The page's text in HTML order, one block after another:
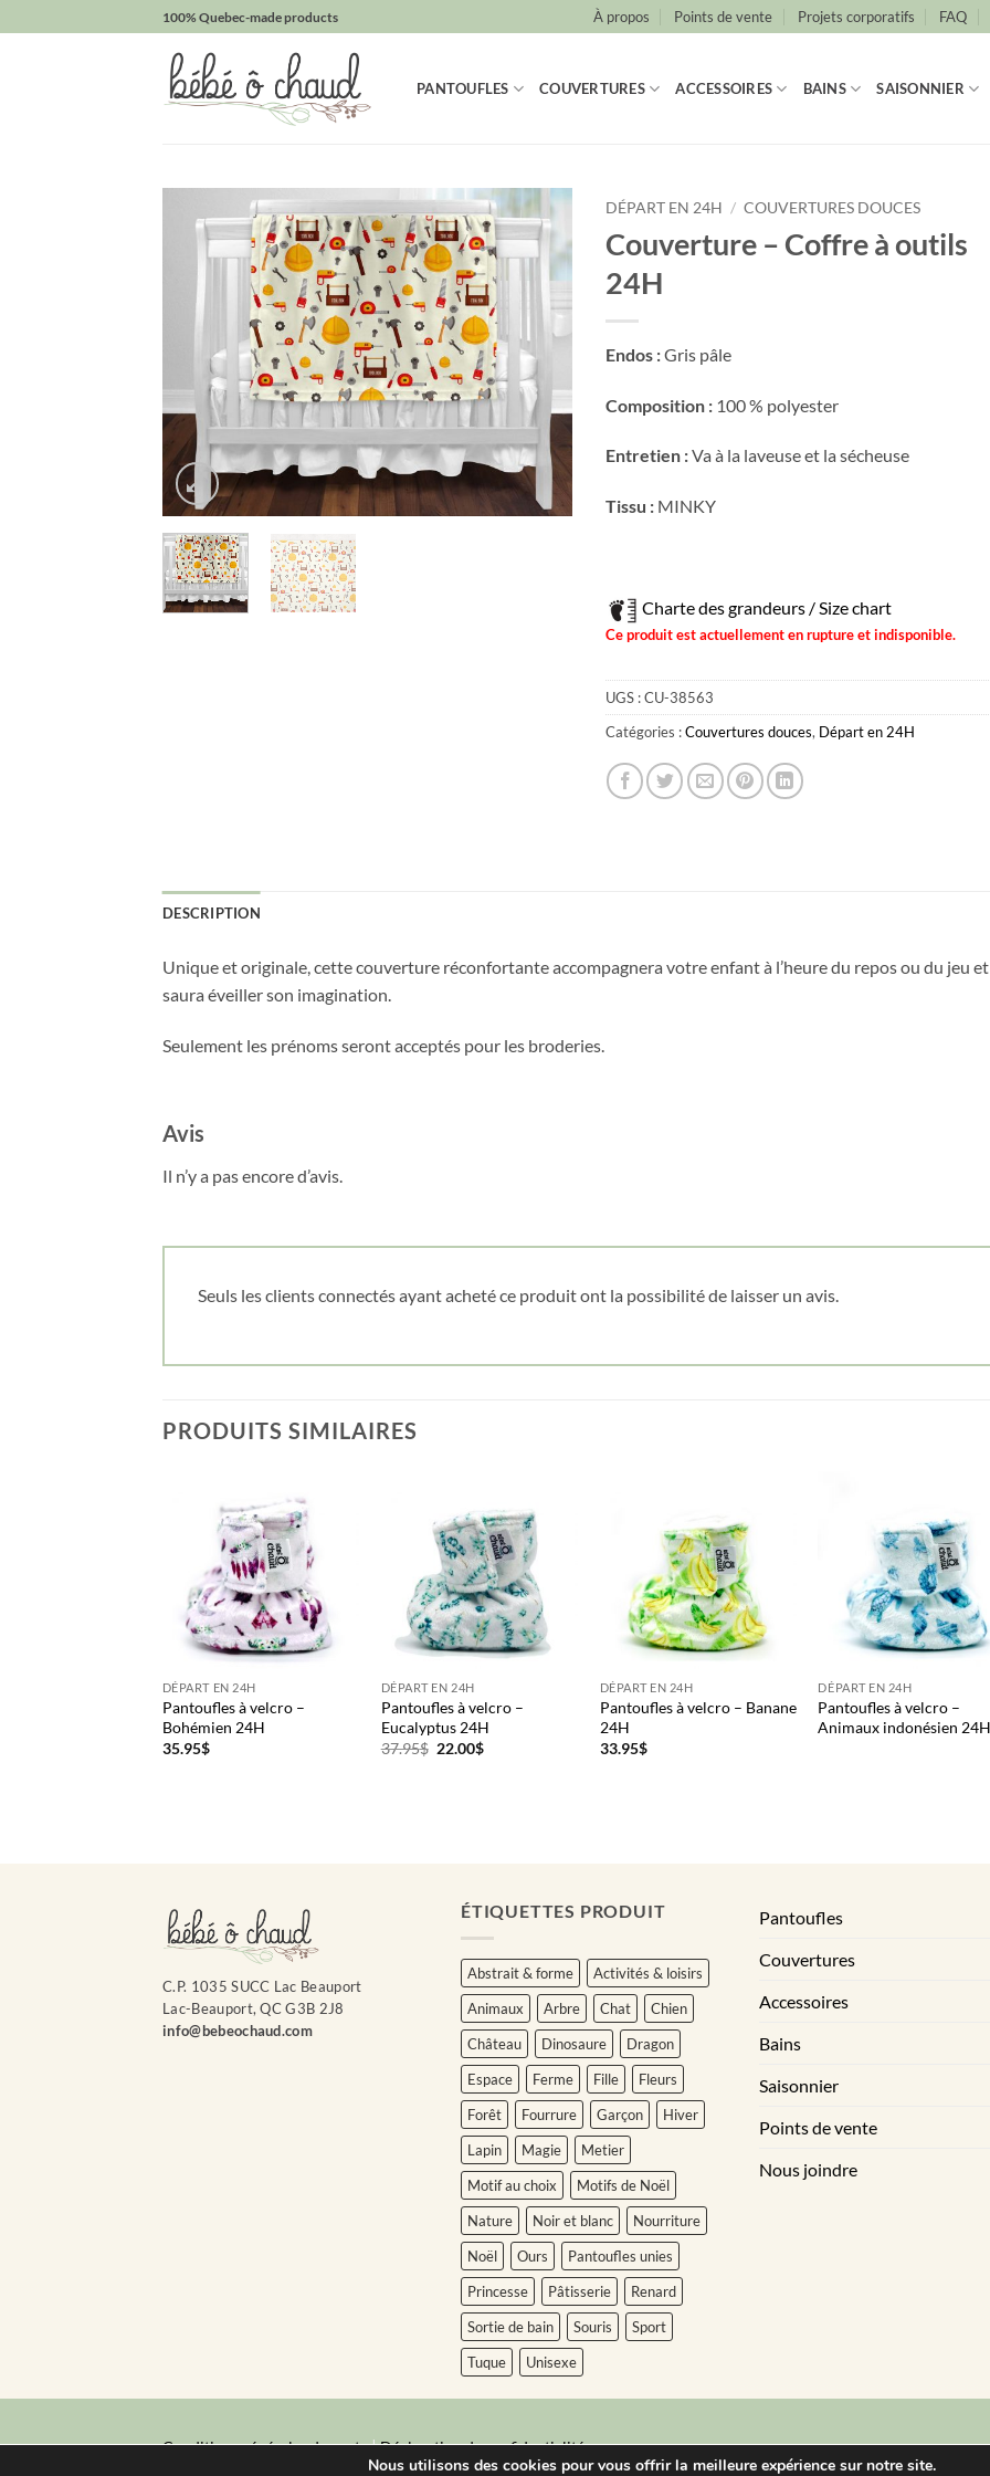
au
100% Quebec-made products À propos Points de vente Projets corporatifs FAQ
PANTOUFLES COUVERTURES ACCESSOIRES BAINS SAISONNIER
DÉPART EN 24H / COUVERTURES DOUCES
Couverture – Coffre à outils
24H
Endos :Gris pâle
Composition :100 % polyester
Entretien :Va à la laveuse et la sécheuse
Tissu :MINKY
Charte des grandeurs / Size chart
Ce produit est actuellement en rupture et indisponible.
UGS :CU-38563
Catégories :Couvertures douces, Départ en 24H
DESCRIPTION
Unique et originale, cette couverture réconfortante accompagnera votre enfant à l’heure du repos ou du jeu et
saura éveiller son imagination.
Seulement les prénoms seront acceptés pour les broderies.
Avis
Il n’y a pas encore d’avis.
Seuls les clients connectés ayant acheté ce produit ont la possibilité de laisser un avis.
PRODUITS SIMILAIRES
DÉPART EN 24H
Pantoufles à velcro –
Bohémien 24H
35.95$
DÉPART EN 24H
Pantoufles à velcro –
Eucalyptus 24H
37.95$ Le
22.00$Le
DÉPART EN 24H
Pantoufles à velcro – Banane
24H
33.95$
DÉPART EN 24H
Pantoufles à velcro –
Animaux indonésien 24H
C.P. 1035 SUCC Lac Beauport
Lac-Beauport, QC G3B 2J8
info@bebeochaud.com
ÉTIQUETTES PRODUIT
Abstrait & forme
Activités & loisirs
Animaux
Arbre Chat
Chien
Château
Dinosaure
Dragon
Espace
Ferme Fille
Fleurs
Forêt
Fourrure Garçon
Hiver
Lapin
Magie
Metier
Motif au choix
Motifs de Noël
Nature
Noir et blanc
Nourriture
Noël
Ours
Pantoufles unies
Princesse
Pâtisserie
Renard
Sortie de bain
Souris
Sport
Tuque
Unisexe
Pantoufles
Couvertures
Accessoires
Bains
Saisonnier
Points de vente
Nous joindre
Conditions générales de vente|Déclaration de confidentialité
Nous utilisons des cookies pour vous offrir la meilleure expérience sur notre site.